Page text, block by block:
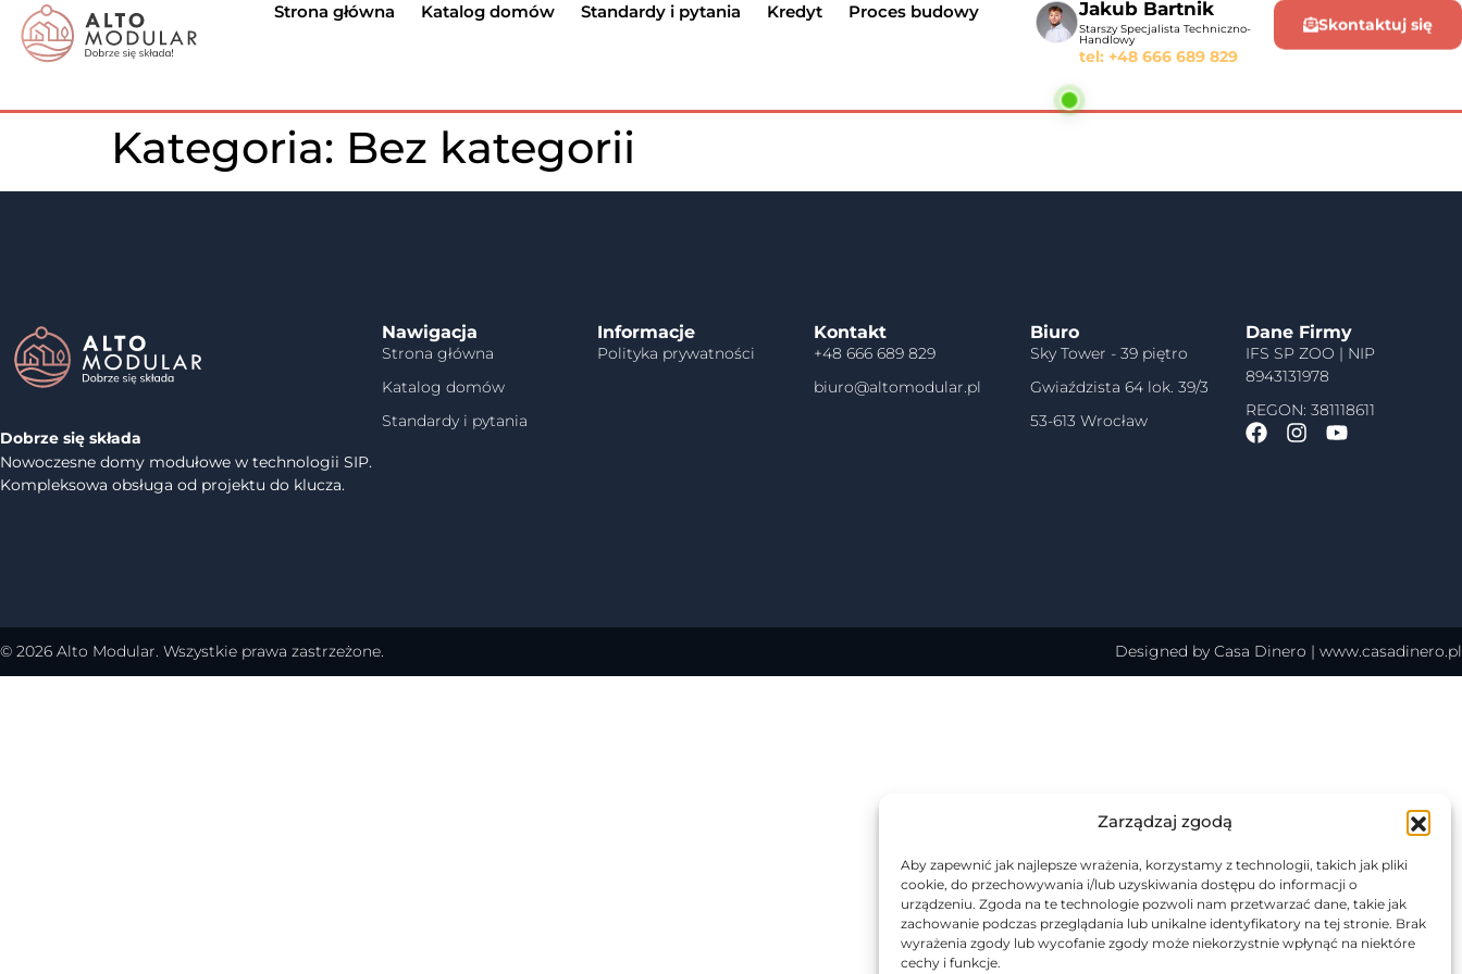
Zarządzaj zgodą
Aby zapewnić jak najlepsze wrażenia, korzystamy z technologii, takich jak pliki
cookie, do przechowywania i/lub uzyskiwania dostępu do informacji o
urządzeniu. Zgoda na te technologie pozwoli nam przetwarzać dane, takie jak
zachowanie podczas przeglądania lub unikalne identyfikatory na tej stronie. Brak
wyrażenia zgody lub wycofanie zgody może niekorzystnie wpłynąć na niektóre
cechy i funkcje.
Strona główna Katalog domów Standardy i pytania Kredyt Proces budowy Jakub Bartnik
Starszy Specjalista Techniczno-
Handlowy
tel: +48 666 689 829
Skontaktuj się
Kategoria: Bez kategorii
Dobrze się składa
Nowoczesne domy modułowe w technologii SIP.
Kompleksowa obsługa od projektu do klucza.
Nawigacja
Strona główna
Katalog domów
Standardy i pytania
Informacje
Polityka prywatności
Kontakt
+48 666 689 829
biuro@altomodular.pl
Biuro
Sky Tower - 39 piętro
Gwiaździsta 64 lok. 39/3
53-613 Wrocław
Dane Firmy
IFS SP ZOO | NIP
8943131978
REGON: 381118611
© 2026 Alto Modular. Wszystkie prawa zastrzeżone. Designed by Casa Dinero | www.casadinero.pl